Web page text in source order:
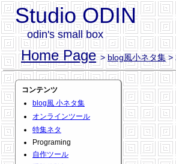
Studio ODIN
odin's small box
Home Page >blog風小ネタ集>
コンテンツ
blog風 小ネタ集
オンラインツール
特集ネタ
Programing
自作ツール